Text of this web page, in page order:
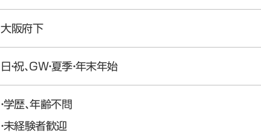
大阪府下
日・祝、GW・夏季・年末年始
・学歴、年齢不問
・未経験者歓迎